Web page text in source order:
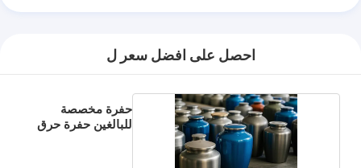
احصل على افضل سعر ل
حفرة مخصصة
للبالغين حفرة حرق